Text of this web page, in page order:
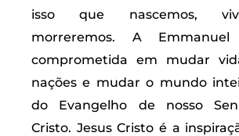
isso que nascemos,
morreremos. A
comprometida em mudar
nações e mudar o mundo
do Evangelho de nosso
Cristo. Jesus Cristo é a